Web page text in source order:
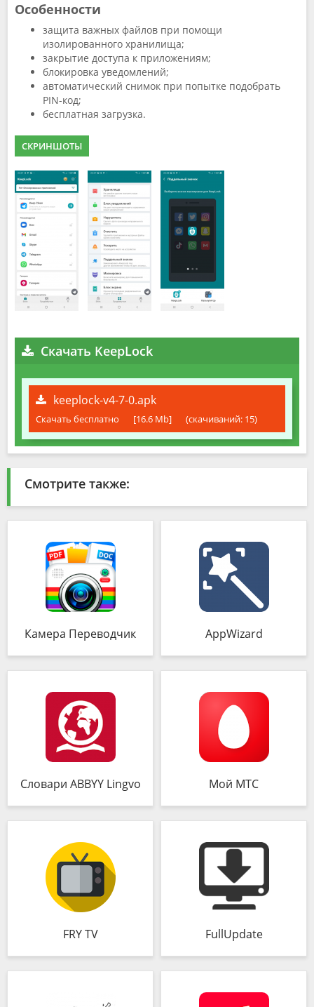
Особенности
защита важных файлов при помощи
изолированного хранилища;
закрытие доступа к приложениям;
блокировка уведомлений;
автоматический снимок при попытке подобрать
PIN-код;
бесплатная загрузка.
СКРИНШОТЫ
Скачать KeepLock
keeplock-v4-7-0.apk
Скачать бесплатно [16.6 Mb] (cкачиваний: 15)
Смотрите также:
Камера Переводчик AppWizard
Словари ABBYY Lingvo Мой МТС
FRY TV FullUpdate